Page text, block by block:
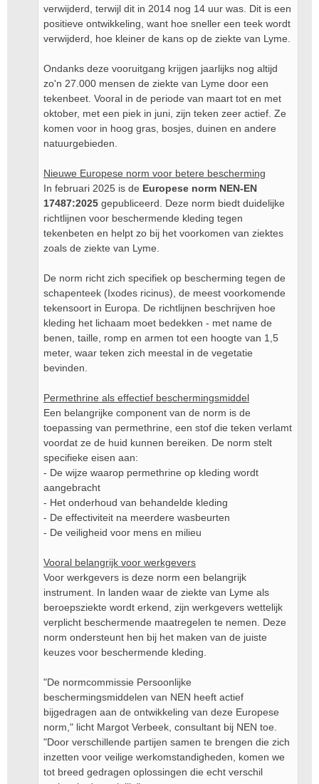
verwijderd, terwijl dit in 2014 nog 14 uur was. Dit is een
positieve ontwikkeling, want hoe sneller een teek wordt
verwijderd, hoe kleiner de kans op de ziekte van Lyme.
Ondanks deze vooruitgang krijgen jaarlijks nog altijd
zo'n 27.000 mensen de ziekte van Lyme door een
tekenbeet. Vooral in de periode van maart tot en met
oktober, met een piek in juni, zijn teken zeer actief. Ze
komen voor in hoog gras, bosjes, duinen en andere
natuurgebieden.
Nieuwe Europese norm voor betere bescherming
In februari 2025 is de Europese norm NEN-EN
17487:2025 gepubliceerd. Deze norm biedt duidelijke
richtlijnen voor beschermende kleding tegen
tekenbeten en helpt zo bij het voorkomen van ziektes
zoals de ziekte van Lyme.
De norm richt zich specifiek op bescherming tegen de
schapenteek (Ixodes ricinus), de meest voorkomende
tekensoort in Europa. De richtlijnen beschrijven hoe
kleding het lichaam moet bedekken - met name de
benen, taille, romp en armen tot een hoogte van 1,5
meter, waar teken zich meestal in de vegetatie
bevinden.
Permethrine als effectief beschermingsmiddel
Een belangrijke component van de norm is de
toepassing van permethrine, een stof die teken verlamt
voordat ze de huid kunnen bereiken. De norm stelt
specifieke eisen aan:
- De wijze waarop permethrine op kleding wordt
aangebracht
- Het onderhoud van behandelde kleding
- De effectiviteit na meerdere wasbeurten
- De veiligheid voor mens en milieu
Vooral belangrijk voor werkgevers
Voor werkgevers is deze norm een belangrijk
instrument. In landen waar de ziekte van Lyme als
beroepsziekte wordt erkend, zijn werkgevers wettelijk
verplicht beschermende maatregelen te nemen. Deze
norm ondersteunt hen bij het maken van de juiste
keuzes voor beschermende kleding.
"De normcommissie Persoonlijke
beschermingsmiddelen van NEN heeft actief
bijgedragen aan de ontwikkeling van deze Europese
norm," licht Margot Verbeek, consultant bij NEN toe.
"Door verschillende partijen samen te brengen die zich
inzetten voor veilige werkomstandigheden, komen we
tot breed gedragen oplossingen die echt verschil